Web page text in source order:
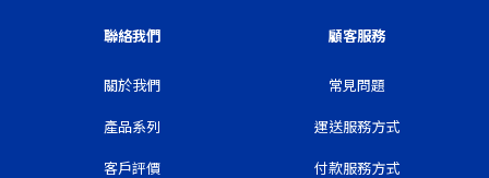
聯絡我們
關於我們
產品系列
客戶評價
顧客服務
常見問題
運送服務方式
付款服務方式